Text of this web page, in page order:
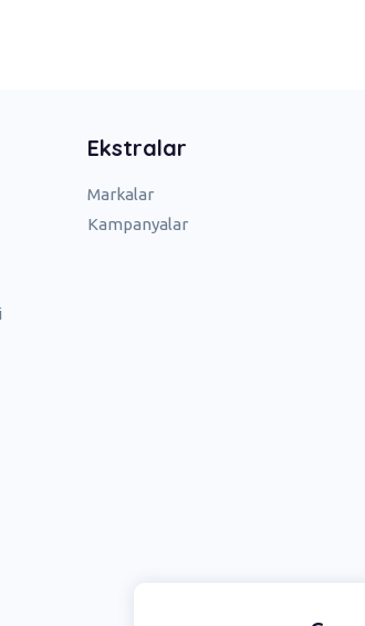
Ekstralar
Markalar
Kampanyalar